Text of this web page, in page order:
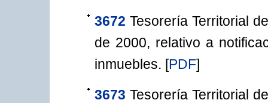
3672 Tesorería Territorial
de 2000, relativo a
inmuebles. [PDF]
3673 Tesorería Territorial